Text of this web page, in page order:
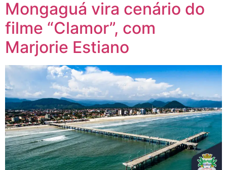
Mongaguá vira cenário do
filme “Clamor”, com
Marjorie Estiano